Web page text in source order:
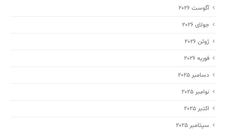
آگوست 2026
جولای 2026
ژوئن 2026
فوریه 2026
دسامبر 2025
نوامبر 2025
اکتبر 2025
سپتامبر 2025